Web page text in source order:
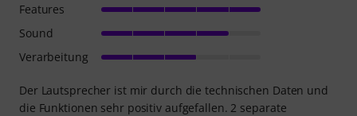
Der Lautsprecher ist mir durch die technischen Daten und
die Funktionen sehr positiv aufgefallen. 2 separate
Features
Sound
Verarbeitung